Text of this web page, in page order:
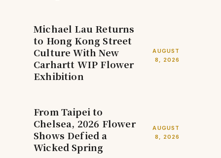
Michael Lau Returns
to Hong Kong Street
Culture With New
Carhartt WIP Flower
Exhibition
AUGUST
8, 2026
From Taipei to
Chelsea, 2026 Flower
Shows Defied a
Wicked Spring
AUGUST
8, 2026